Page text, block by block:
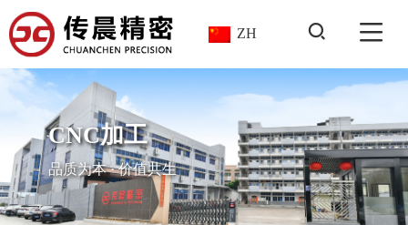
ZH
CNC加工
品质为本 · 价值共生